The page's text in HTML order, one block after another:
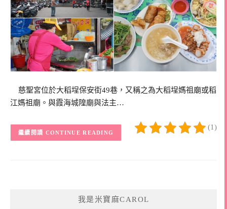
慈聖宮位於大稻埕保安街49巷，又稱之為大稻埕媽祖廟或稻
江媽祖廟。與霞海城隍廟與法主…
(1)
CONTINUE READING
我是米寶麻CAROL